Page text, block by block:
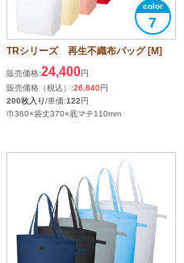
7
TRシリーズ 再生不織布バッグ [M]
販売価格:24,400円
販売価格（税込）:26,840円
200枚入り/単価:122円
巾360×袋丈370×底マチ110mm